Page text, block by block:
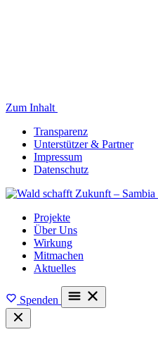
Zum Inhalt
Transparenz
Unterstützer & Partner
Impressum
Datenschutz
Projekte
Über Uns
Wirkung
Mitmachen
Aktuelles
Spenden